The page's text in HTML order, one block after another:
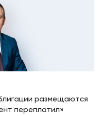
размещаются
переплатил»